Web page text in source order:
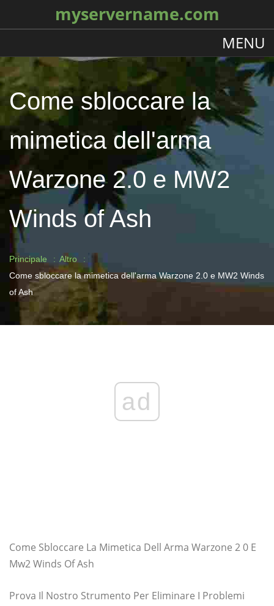
myservername.com
MENU
Come sbloccare la
mimetica dell'arma
Warzone 2.0 e MW2
Winds of Ash
Principale
Altro
Come sbloccare la mimetica dell'arma Warzone 2.0 e MW2 Winds
of Ash
ad
Come Sbloccare La Mimetica Dell Arma Warzone 2 0 E
Mw2 Winds Of Ash
Prova Il Nostro Strumento Per Eliminare I Problemi